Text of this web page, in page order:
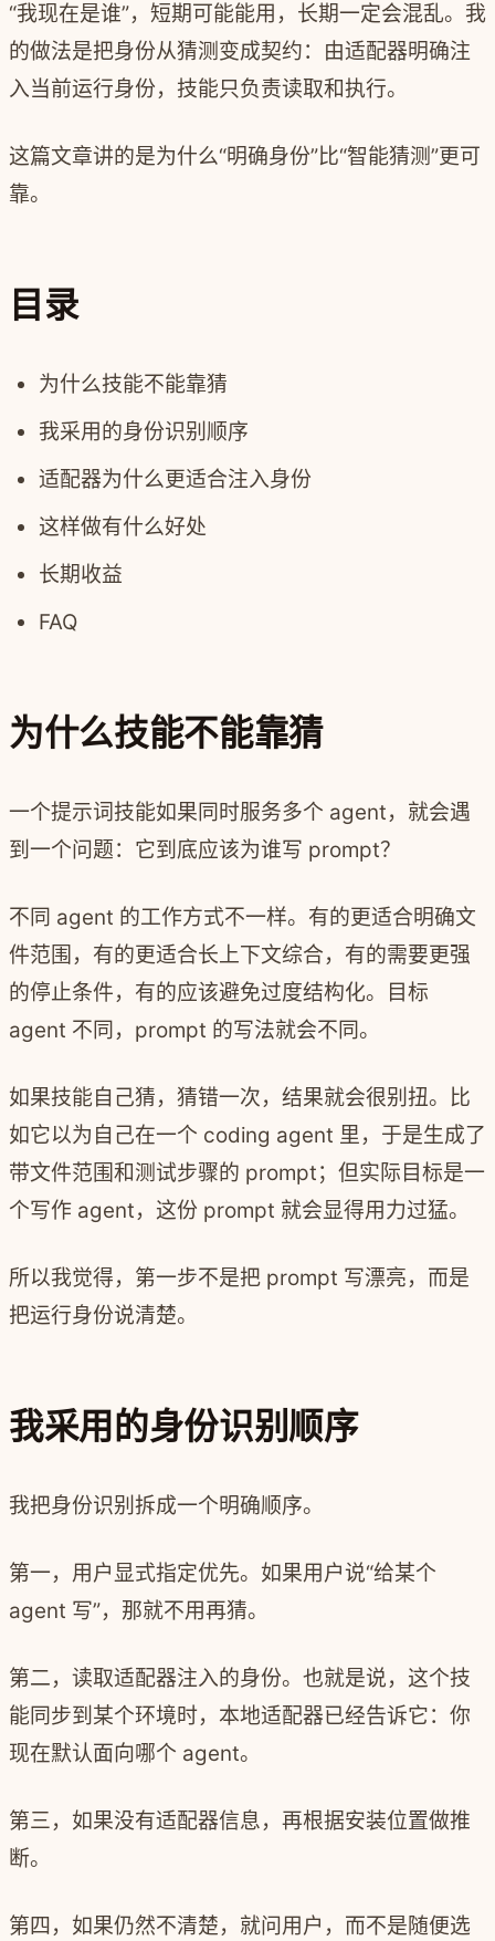
“我现在是谁”，短期可能能用，长期一定会混乱。我
的做法是把身份从猜测变成契约：由适配器明确注
入当前运行身份，技能只负责读取和执行。
这篇文章讲的是为什么“明确身份”比“智能猜测”更可
靠。
目录
为什么技能不能靠猜
我采用的身份识别顺序
适配器为什么更适合注入身份
这样做有什么好处
长期收益
FAQ
为什么技能不能靠猜
一个提示词技能如果同时服务多个 agent，就会遇
到一个问题：它到底应该为谁写 prompt？
不同 agent 的工作方式不一样。有的更适合明确文
件范围，有的更适合长上下文综合，有的需要更强
的停止条件，有的应该避免过度结构化。目标
agent 不同，prompt 的写法就会不同。
如果技能自己猜，猜错一次，结果就会很别扭。比
如它以为自己在一个 coding agent 里，于是生成了
带文件范围和测试步骤的 prompt；但实际目标是一
个写作 agent，这份 prompt 就会显得用力过猛。
所以我觉得，第一步不是把 prompt 写漂亮，而是
把运行身份说清楚。
我采用的身份识别顺序
我把身份识别拆成一个明确顺序。
第一，用户显式指定优先。如果用户说“给某个
agent 写”，那就不用再猜。
第二，读取适配器注入的身份。也就是说，这个技
能同步到某个环境时，本地适配器已经告诉它：你
现在默认面向哪个 agent。
第三，如果没有适配器信息，再根据安装位置做推
断。
第四，如果仍然不清楚，就问用户，而不是随便选